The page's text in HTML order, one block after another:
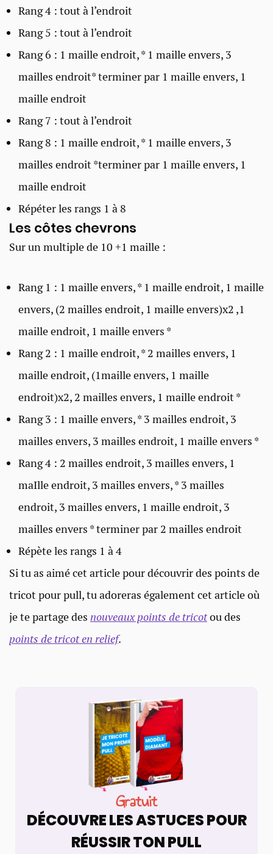
Rang 4 : tout à l’endroit
Rang 5 : tout à l’endroit
Rang 6 : 1 maille endroit, * 1 maille envers, 3
mailles endroit* terminer par 1 maille envers, 1
maille endroit
Rang 7 : tout à l’endroit
Rang 8 : 1 maille endroit, * 1 maille envers, 3
mailles endroit *terminer par 1 maille envers, 1
maille endroit
Répéter les rangs 1 à 8
Les côtes chevrons ​
Sur un multiple de 10 +1 maille :
Rang 1 : 1 maille envers, * 1 maille endroit, 1 maille
envers, (2 mailles endroit, 1 maille envers)x2 ,1
maille endroit, 1 maille envers *
Rang 2 : 1 maille endroit, * 2 mailles envers, 1
maille endroit, (1maille envers, 1 maille
endroit)x2, 2 mailles envers, 1 maille endroit *
Rang 3 : 1 maille envers, * 3 mailles endroit, 3
mailles envers, 3 mailles endroit, 1 maille envers *
Rang 4 : 2 mailles endroit, 3 mailles envers, 1
maIlle endroit, 3 mailles envers, * 3 mailles
endroit, 3 mailles envers, 1 maille endroit, 3
mailles envers * terminer par 2 mailles endroit
Répète les rangs 1 à 4
Si tu as aimé cet article pour découvrir des points de
tricot pour pull, tu adoreras également cet article où
je te partage des nouveaux points de tricotou des
points de tricot en relief.
Gratuit
DÉCOUVRE LES ASTUCES POUR
RÉUSSIR TON PULL